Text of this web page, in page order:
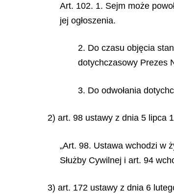
Art. 102. 1. Sejm może
jej ogłoszenia.
2. Do czasu objęcia
dotychczasowy Prezes
3. Do odwołania
2) art. 98 ustawy z dnia 5 lipca
„Art. 98. Ustawa wchodzi w
Służby Cywilnej i art. 94
3) art. 172 ustawy z dnia 6